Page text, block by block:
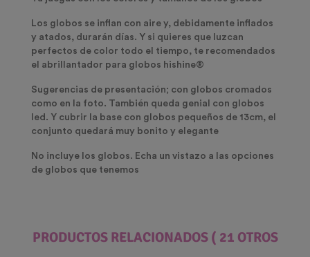
Los globos se inflan con aire y, debidamente inflados
y atados, durarán días. Y si quieres que luzcan
perfectos de color todo el tiempo, te recomendados
el abrillantador para globos hishine®
Sugerencias de presentación; con globos cromados
como en la foto. También queda genial con globos
led. Y cubrir la base con globos pequeños de 13cm, el
conjunto quedará muy bonito y elegante
No incluye los globos. Echa un vistazo a las opciones
de globos que tenemos
PRODUCTOS RELACIONADOS ( 21 OTROS